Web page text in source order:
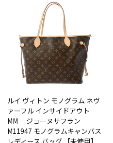
ルイ ヴィトン モノグラム ネヴ
ァーフル インサイドアウト
MM ジョーヌサフラン
M11947 モノグラムキャンバス
レディース バッグ 【未使用】